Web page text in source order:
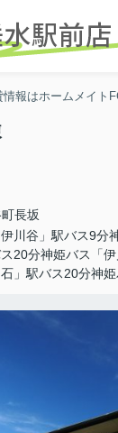
報はホームメイト
長坂
川谷」駅バス9分
20分神姫バス「
」駅バス20分神